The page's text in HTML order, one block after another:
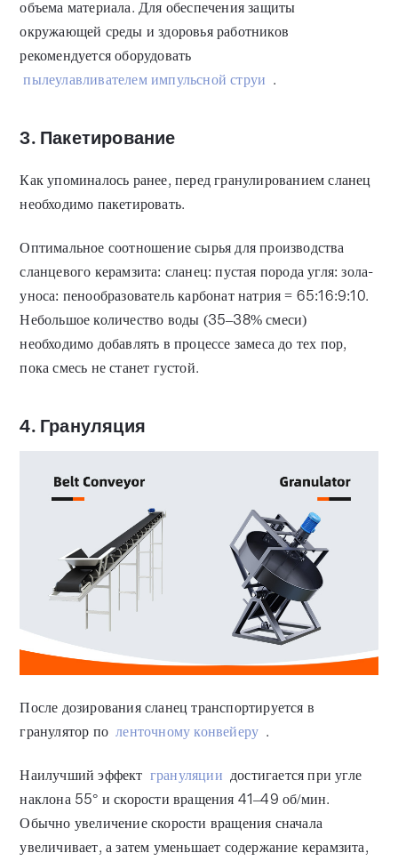
объема материала. Для обеспечения защиты
окружающей среды и здоровья работников
рекомендуется оборудовать
пылеулавливателем импульсной струи .
3. Пакетирование
Как упоминалось ранее, перед гранулированием сланец
необходимо пакетировать.
Оптимальное соотношение сырья для производства
сланцевого керамзита: сланец: пустая порода угля: зола-
уноса: пенообразователь карбонат натрия = 65:16:9:10.
Небольшое количество воды (35–38% смеси)
необходимо добавлять в процессе замеса до тех пор,
пока смесь не станет густой.
4. Грануляция
После дозирования сланец транспортируется в
гранулятор по ленточному конвейеру .
Наилучший эффект грануляции достигается при угле
наклона 55° и скорости вращения 41–49 об/мин.
Обычно увеличение скорости вращения сначала
увеличивает, а затем уменьшает содержание керамзита,